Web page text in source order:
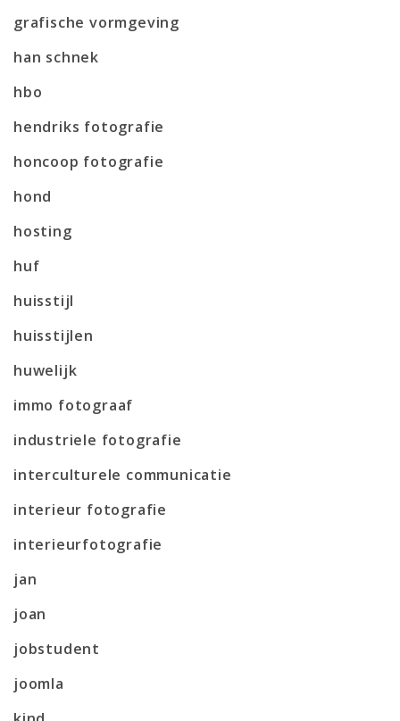
grafische vormgeving
han schnek
hbo
hendriks fotografie
honcoop fotografie
hond
hosting
huf
huisstijl
huisstijlen
huwelijk
immo fotograaf
industriele fotografie
interculturele communicatie
interieur fotografie
interieurfotografie
jan
joan
jobstudent
joomla